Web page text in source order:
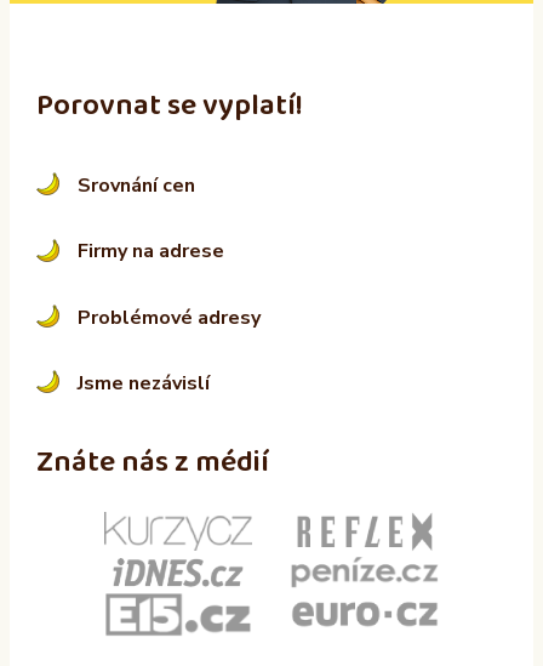
Porovnat se vyplatí!
Srovnání cen
Firmy na adrese
Problémové adresy
Jsme nezávislí
Znáte nás z médií